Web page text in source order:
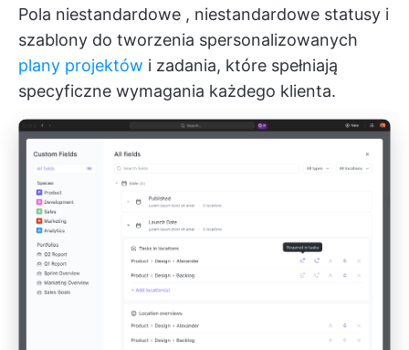
Pola niestandardowe , niestandardowe statusy i
szablony do tworzenia spersonalizowanych
plany projektów i zadania, które spełniają
specyficzne wymagania każdego klienta.